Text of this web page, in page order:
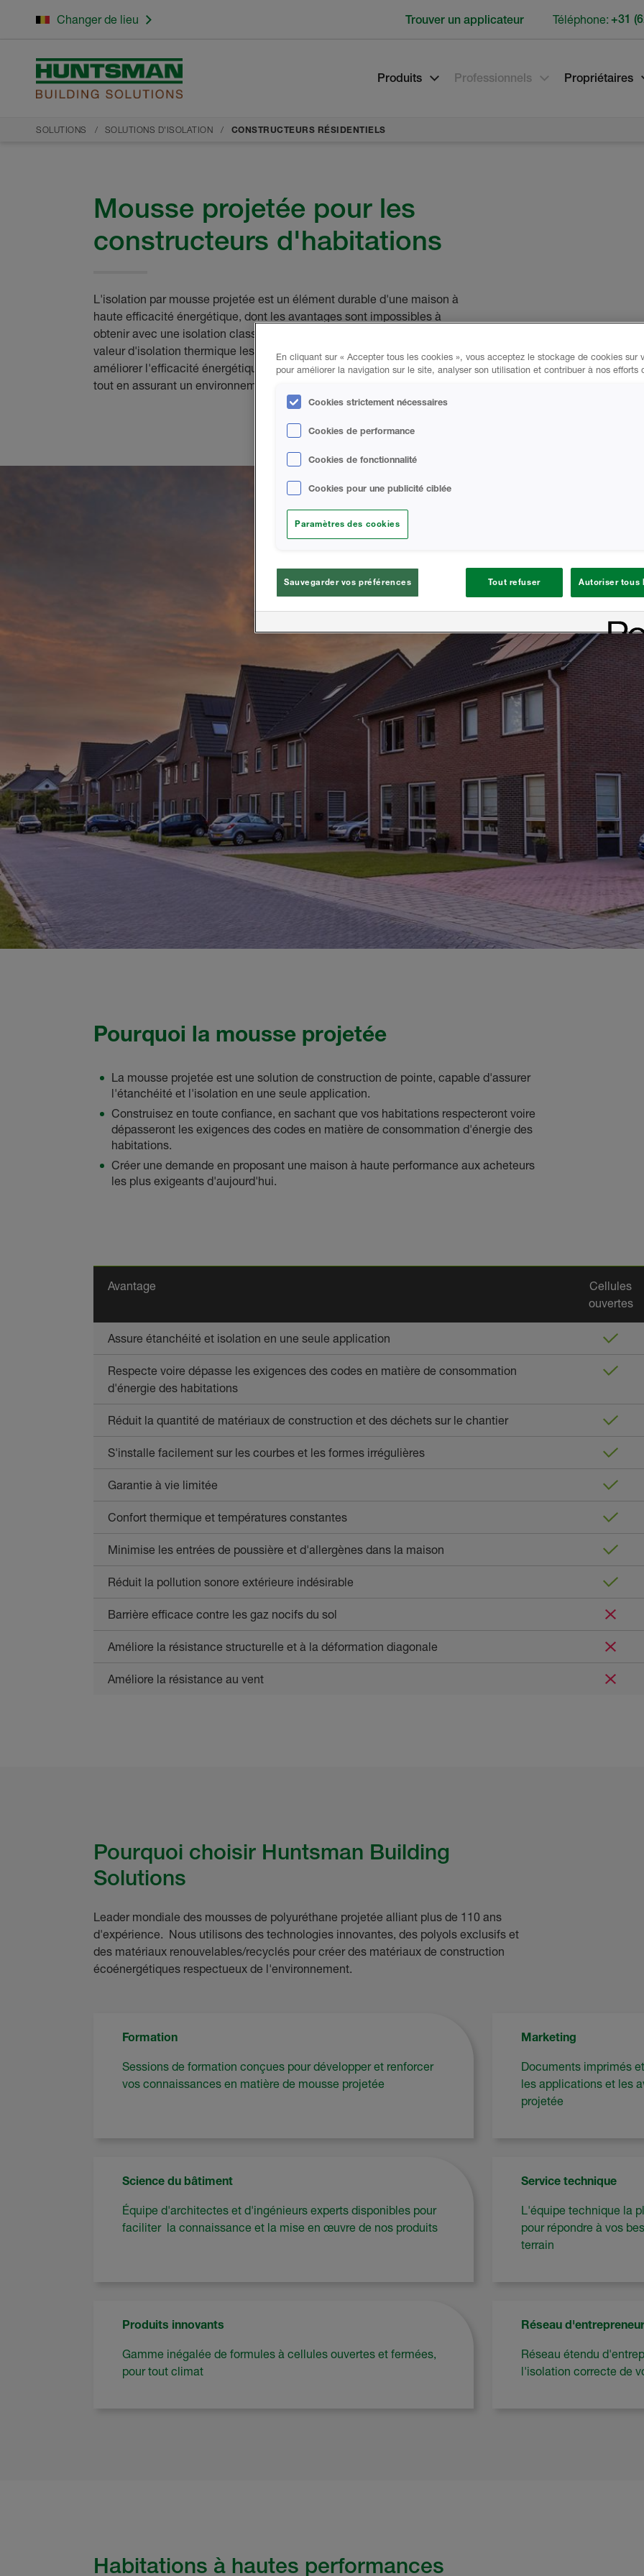
Produits Professionnels Propriétaires
SOLUTIONS SOLUTIONS D'ISOLATION CONSTRUCTEURS RÉSIDENTIELS
Mousse projetée pour les
constructeurs d'habitations
L'isolation par mousse projetée est un élément durable d'une maison à
haute efficacité énergétique, dont les avantages sont impossibles à
obtenir avec une isolation classique.
valeur d'isolation thermique les plus élevées du secteur pour aider à
améliorer l'efficacité énergétique des bâtiments et accroître la demande
tout en assurant un environnement de vie plus confortable.
Pourquoi la mousse projetée
La mousse projetée est une solution de construction de pointe, capable d'assurer
l'étanchéité et l'isolation en une seule application.
Construisez en toute confiance, en sachant que vos habitations respecteront voire
dépasseront les exigences des codes en matière de consommation d'énergie des
habitations.
Créer une demande en proposant une maison à haute performance aux acheteurs
les plus exigeants d'aujourd'hui.
Avantage
Cellules
ouvertes
Assure étanchéité et isolation en une seule application
Respecte voire dépasse les exigences des codes en matière de consommation
d'énergie des habitations
Réduit la quantité de matériaux de construction et des déchets sur le chantier
S'installe facilement sur les courbes et les formes irrégulières
Garantie à vie limitée
Confort thermique et températures constantes
Minimise les entrées de poussière et d'allergènes dans la maison
Réduit la pollution sonore extérieure indésirable
Barrière efficace contre les gaz nocifs du sol
Améliore la résistance structurelle et à la déformation diagonale
Améliore la résistance au vent
Pourquoi choisir Huntsman Building
Solutions
Leader mondiale des mousses de polyuréthane projetée alliant plus de 110 ans
d'expérience. Nous utilisons des technologies innovantes, des polyols exclusifs et
des matériaux renouvelables/recyclés pour créer des matériaux de construction
écoénergétiques respectueux de l'environnement.
Formation
Sessions de formation conçues pour développer et renforcer
vos connaissances en matière de mousse projetée
Marketing
Documents imprimés
les applications et les
projetée
Science du bâtiment
Équipe d'architectes et d'ingénieurs experts disponibles pour
faciliter la connaissance et la mise en œuvre de nos produits
Service technique
L'équipe technique la
pour répondre à vos
terrain
Produits innovants
Gamme inégalée de formules à cellules ouvertes et fermées,
pour tout climat
Réseau
Réseau étendu
l'isolation correcte de
Habitations à hautes performances
Changer de lieu Trouver un applicateur Téléphone: +31
En cliquant sur « Accepter tous les cookies », vous acceptez le stockage de cookies sur
pour améliorer la navigation sur le site, analyser son utilisation et contribuer à nos efforts
Cookies strictement nécessaires
Cookies de performance
Cookies de fonctionnalité
Cookies pour une publicité ciblée
Paramètres des cookies
Sauvegarder vos préférences Tout refuser Autoriser tous